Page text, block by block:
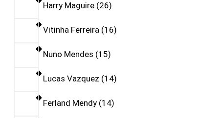
Harry Maguire 26
Vitinha Ferreira 16
Nuno Mendes 15
Lucas Vazquez 14
Ferland Mendy 14